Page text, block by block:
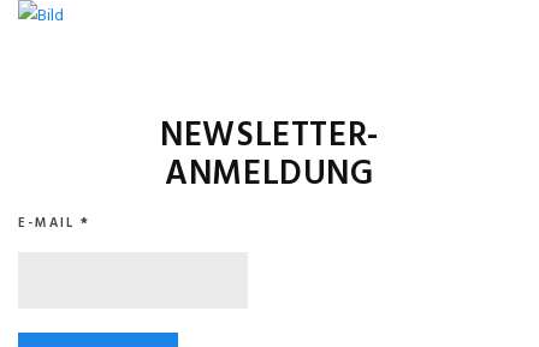
NEWSLETTER-
ANMELDUNG
E-MAIL *